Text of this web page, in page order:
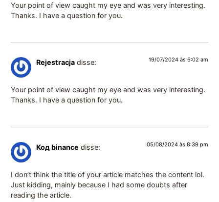
Your point of view caught my eye and was very interesting.
Thanks. I have a question for you.
Rejestracja disse: 19/07/2024 às 6:02 am
Your point of view caught my eye and was very interesting.
Thanks. I have a question for you.
Код binance disse: 05/08/2024 às 8:39 pm
I don’t think the title of your article matches the content lol.
Just kidding, mainly because I had some doubts after
reading the article.